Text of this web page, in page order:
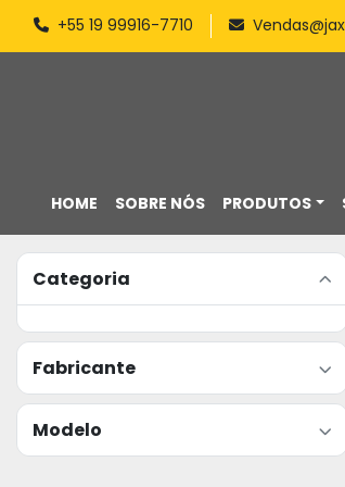
+55 19 99916-7710
HOME PRODUTOS
SOBRE NÓS
Categoria
Fabricante
Modelo